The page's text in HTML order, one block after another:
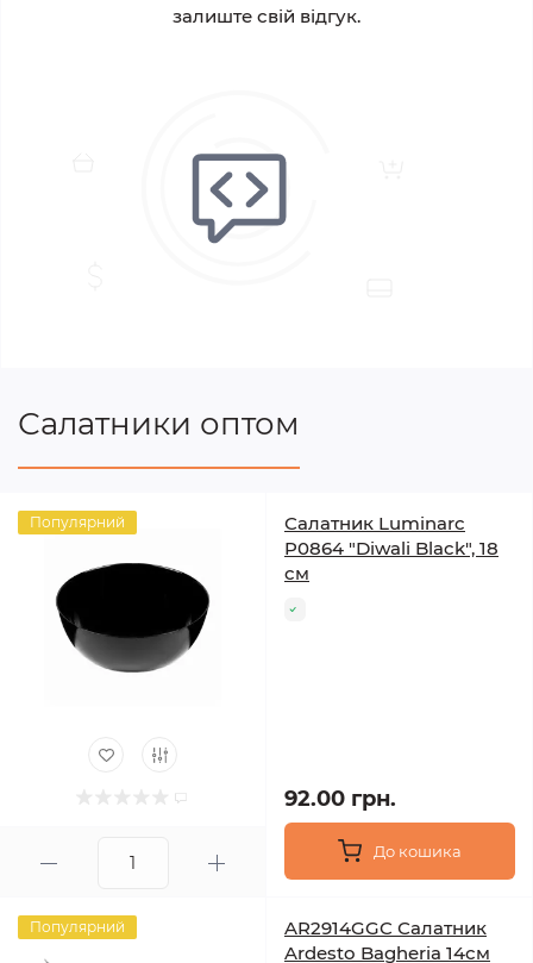
залиште свій відгук.
Салатники оптом
Популярний
Салатник Luminarc
P0864 "Diwali Black", 18
см
92.00 грн.
До кошика
Популярний
AR2914GGC Салатник
Ardesto Bagheria 14см